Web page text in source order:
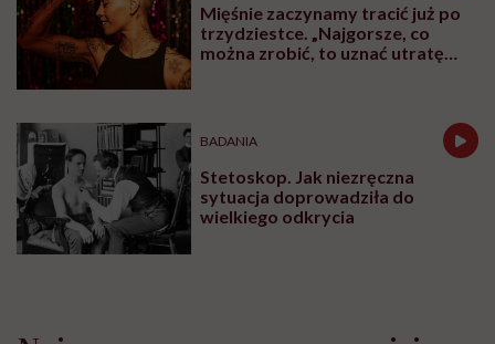
Mięśnie zaczynamy tracić już po
trzydziestce. „Najgorsze, co
można zrobić, to uznać utratę
BADANIA
Stetoskop. Jak niezręczna
sytuacja doprowadziła do
wielkiego odkrycia